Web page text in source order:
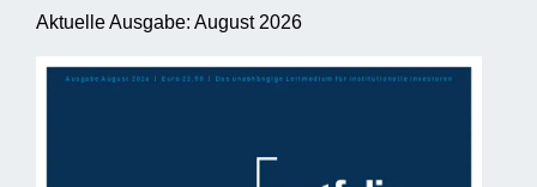
Aktuelle Ausgabe: August 2026